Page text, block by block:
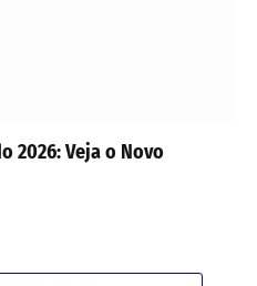
2026: Veja o Novo